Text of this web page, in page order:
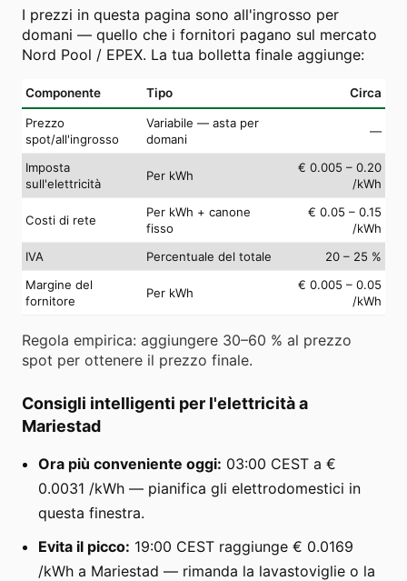
I prezzi in questa pagina sono all'ingrosso per
domani — quello che i fornitori pagano sul mercato
Nord Pool / EPEX. La tua bolletta finale aggiunge:
Componente Tipo Circa
Prezzo
spot/all'ingrosso
Variabile — asta per
domani
—
Imposta
sull'elettricità
Per kWh
€ 0.005 – 0.20
/kWh
Costi di rete
Per kWh + canone
fisso
€ 0.05 – 0.15
/kWh
IVA
Percentuale del totale
20 – 25 %
Margine del
fornitore
Per kWh
€ 0.005 – 0.05
/kWh
Regola empirica: aggiungere 30–60 % al prezzo
spot per ottenere il prezzo finale.
Consigli intelligenti per l'elettricità a
Mariestad
Ora più conveniente oggi: 03:00 CEST a €
0.0031 /kWh — pianifica gli elettrodomestici in
questa finestra.
Evita il picco: 19:00 CEST raggiunge € 0.0169
/kWh a Mariestad — rimanda la lavastoviglie o la